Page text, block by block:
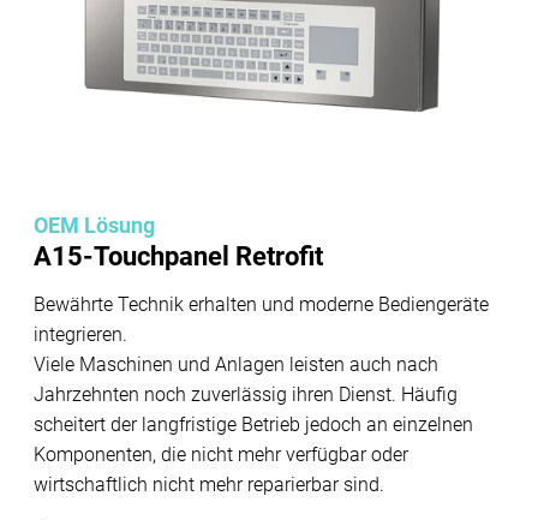
OEM Lösung
A15-Touchpanel Retrofit
Bewährte Technik erhalten und moderne Bediengeräte
integrieren.
Viele Maschinen und Anlagen leisten auch nach
Jahrzehnten noch zuverlässig ihren Dienst. Häufig
scheitert der langfristige Betrieb jedoch an einzelnen
Komponenten, die nicht mehr verfügbar oder
wirtschaftlich nicht mehr reparierbar sind.